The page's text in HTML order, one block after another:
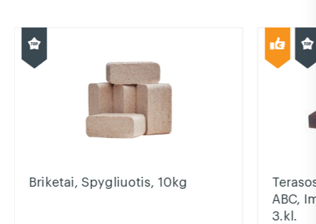
Briketai, Spygliuotis, 10kg
ABC,
3.kl.